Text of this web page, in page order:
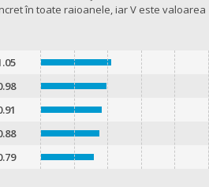
în toate raioanele, iar V este valoarea